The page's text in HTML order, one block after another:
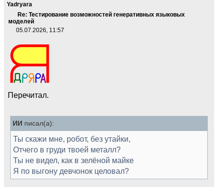
Yadryara
Re: Тестирование возможностей генеративных языковых
моделей
05.07.2026, 11:57
Перечитал.
ИИ писал(а):
Ты скажи мне, робот, без утайки,
Отчего в груди твоей металл?
Ты не видел, как в зелёной майке
Я по выгону девчонок целовал?